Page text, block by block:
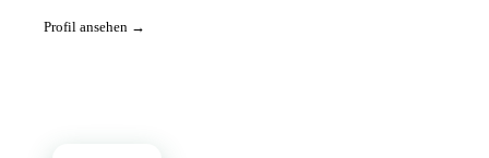
Profil ansehen →